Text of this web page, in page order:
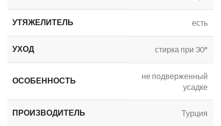
УТЯЖЕЛИТЕЛЬ есть
УХОД стирка при 30°
ОСОБЕННОСТЬ
не подверженный
усадке
ПРОИЗВОДИТЕЛЬ Турция